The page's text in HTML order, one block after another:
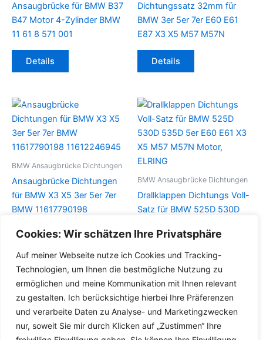
Cookies: Wir schätzen Ihre Privatsphäre
Auf meiner Webseite nutze ich Cookies und Tracking-
Technologien, um Ihnen die bestmögliche Nutzung zu
ermöglichen und meine Kommunikation mit Ihnen relevant
zu gestalten. Ich berücksichtige hierbei Ihre Präferenzen
und verarbeite Daten zu Analyse- und Marketingzwecken
nur, soweit Sie mir durch Klicken auf „Zustimmen“ Ihre
Ansaugbrücke für BMW B37
B47 Motor 4-Zylinder BMW
11 61 8 571 001
Details
Dichtungssatz 32mm für
BMW 3er 5er 7er E60 E61
E87 X3 X5 M57 M57N
Details
BMW Ansaugbrücke Dichtungen
Ansaugbrücke Dichtungen
für BMW X3 X5 3er 5er 7er
BMW 11617790198
Details
BMW Ansaugbrücke Dichtungen
Drallklappen Dichtungs Voll-
Satz für BMW 525D 530D
M57 M57N Motor, ELRING
Details